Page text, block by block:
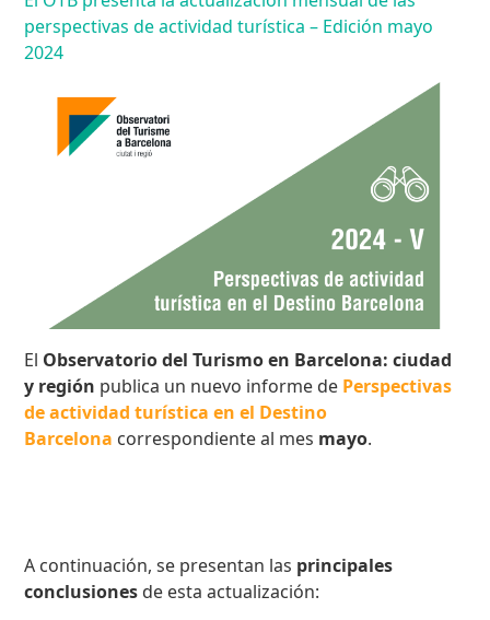
perspectivas de actividad turística – Edición mayo
2024
El Observatorio del Turismo en Barcelona: ciudad
y región publica un nuevo informe de Perspectivas
de actividad turística en el Destino
Barcelona correspondiente al mes mayo.
A continuación, se presentan las principales
conclusiones de esta actualización: